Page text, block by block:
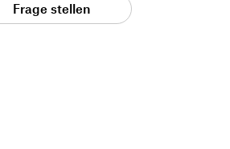
Frage stellen